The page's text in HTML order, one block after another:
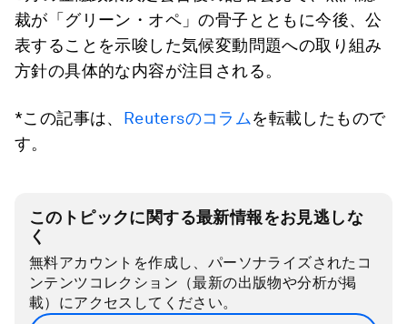
裁が「グリーン・オペ」の骨子とともに今後、公
表することを示唆した気候変動問題への取り組み
方針の具体的な内容が注目される。
*この記事は、 Reutersのコラムを転載したもので
す。
このトピックに関する最新情報をお見逃しな
く
無料アカウントを作成し、パーソナライズされたコ
ンテンツコレクション（最新の出版物や分析が掲
載）にアクセスしてください。